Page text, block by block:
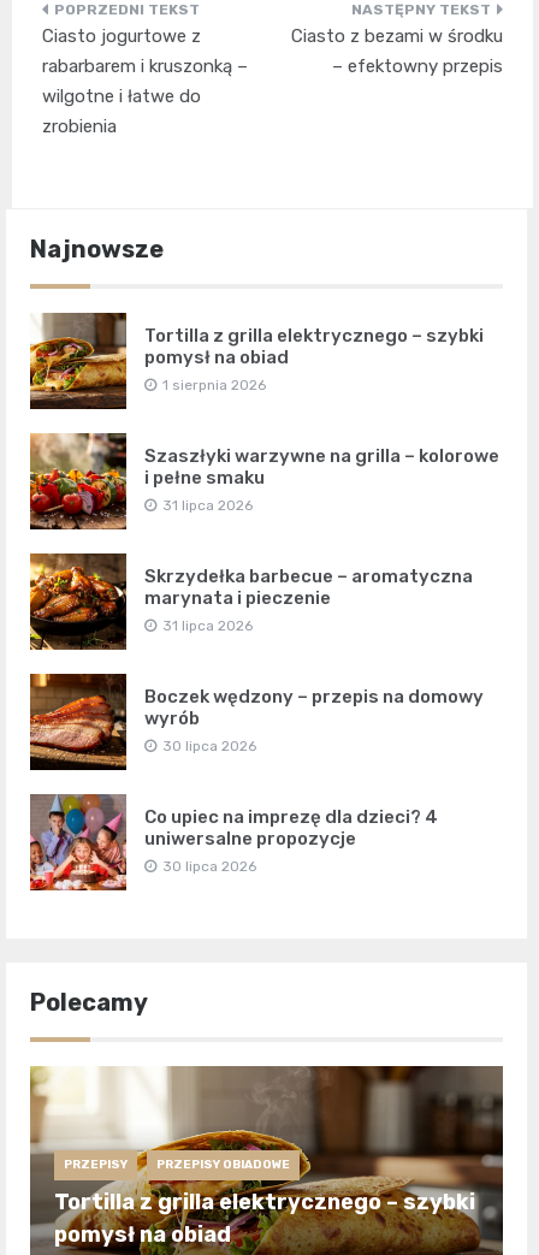
Nawigacja
wpisu
Ciasto jogurtowe z
rabarbarem i kruszonką –
wilgotne i łatwe do
zrobienia
Ciasto z bezami w środku
– efektowny przepis
Najnowsze
Tortilla z grilla elektrycznego – szybki
pomysł na obiad
1 sierpnia 2026
Szaszłyki warzywne na grilla – kolorowe
i pełne smaku
31 lipca 2026
Skrzydełka barbecue – aromatyczna
marynata i pieczenie
31 lipca 2026
Boczek wędzony – przepis na domowy
wyrób
30 lipca 2026
Co upiec na imprezę dla dzieci? 4
uniwersalne propozycje
30 lipca 2026
Polecamy
PRZEPISY PRZEPISY OBIADOWE
Tortilla z grilla elektrycznego – szybki
pomysł na obiad